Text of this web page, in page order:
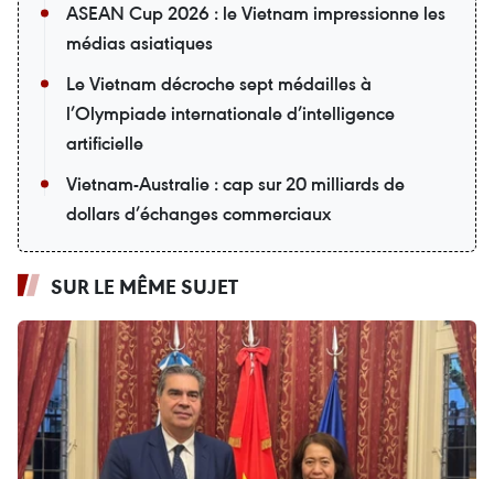
ASEAN Cup 2026 : le Vietnam impressionne les
médias asiatiques
Le Vietnam décroche sept médailles à
l’Olympiade internationale d’intelligence
artificielle
Vietnam-Australie : cap sur 20 milliards de
dollars d’échanges commerciaux
SUR LE MÊME SUJET